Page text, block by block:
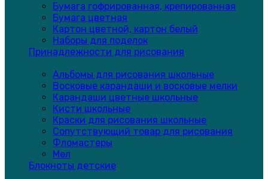
Бумага гофрированная, крепированная
Бумага цветная
Картон цветной, картон белый
Наборы для поделок
Принадлежности для рисования
Альбомы для рисования школьные
Восковые карандаши и восковые мелки
Карандаши цветные школьные
Кисти школьные
Краски для рисования школьные
Сопутствующий товар для рисования
Фломастеры
Мел
Блокноты детские